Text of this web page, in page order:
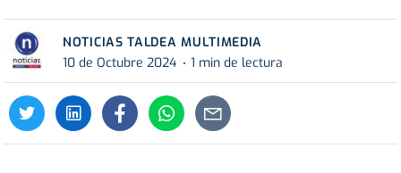
NOTICIAS TALDEA MULTIMEDIA
10 de Octubre 2024
1 min de lectura